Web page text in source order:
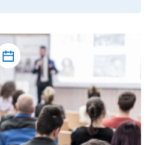
Ajouter à l’agenda